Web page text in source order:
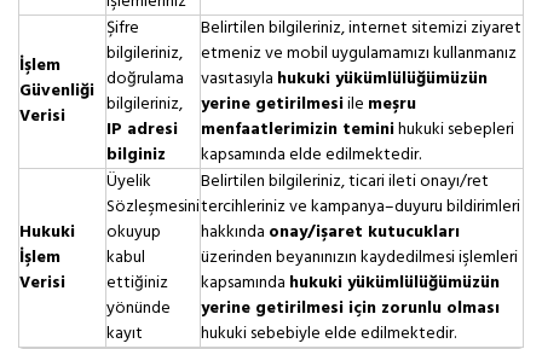
İşlem
Güvenliği
Verisi
Şifre
bilgileriniz,
doğrulama
bilgileriniz,
IP adresi
bilginiz
Belirtilen bilgileriniz, internet sitemizi ziyaret
etmeniz ve mobil uygulamamızı kullanmanız
vasıtasıyla hukuki yükümlülüğümüzün
yerine getirilmesiile meşru
menfaatlerimizin teminihukuki sebepleri
kapsamında elde edilmektedir.
Hukuki
İşlem
Verisi
Üyelik
Sözleşmesini
okuyup
kabul
ettiğiniz
yönünde
kayıt
Belirtilen bilgileriniz, ticari ileti onayı/ret
tercihleriniz ve kampanya–duyuru bildirimleri
hakkında onay/işaret kutucukları
üzerinden beyanınızın kaydedilmesi işlemleri
kapsamında hukuki yükümlülüğümüzün
yerine getirilmesi için zorunlu olması
hukuki sebebiyle elde edilmektedir.